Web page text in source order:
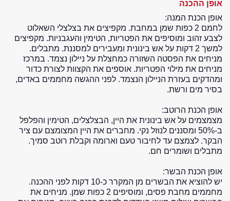
אופן ההכנה
אופן הכנת המנה:
לחמם 2 כפות שמן במחבת. מקפיצים את בצלצלי השאלוט
לצבע זהוב ומוסיפים את הפטריות, הטימין והעגבניות. מקפיצים
למשך 2 דקות על אש בינונית ומעבירים למסננת. מתבלים.
מניחים את הפסטה השזורה כמחצלת על ניילון נצמד. במרכז
מניחים את מילוי הפטריות. אוספים את הקצוות לצורת כדור
ומהדקים בעזרת הניילון הנצמד. לפני ההגשה מחממים באדים,
בסיר מים ורשת.
אופן הכנת הרוטב:
מצמצמים על אש בינונית את היין, הבצלצלים, הטימין והפלפל
ב-50% ומסננים לנוזל נקי. מחברים את היין המצומצם עם ציר
הבקר. לצמצם עד לחיבור טעם וארומה וקבלת רוטב סמיך.
מתבלים ושומרים חם.
אופן הכנת הבשר:
יש להוציא את הבשרים מן המקרר כ-10 דקות לפני ההכנה.
מחממים מחבת פסים, ומוסיפים 2 כפות שמן. מניחים את